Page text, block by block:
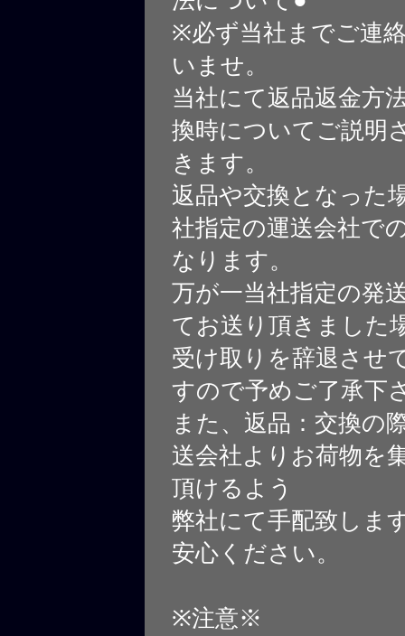
※必ず当社までご連
いませ。
当社にて返品返金方
換時についてご説明
きます。
返品や交換となった
社指定の運送会社で
なります。
万が一当社指定の発
てお送り頂きました
受け取りを辞退させ
すので予めご了承下
また、返品：交換の
送会社よりお荷物を
頂けるよう
弊社にて手配致しま
安心ください。
※注意※